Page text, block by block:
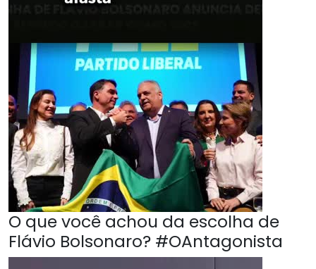
O que você achou da escolha de
Flávio Bolsonaro? #OAntagonista